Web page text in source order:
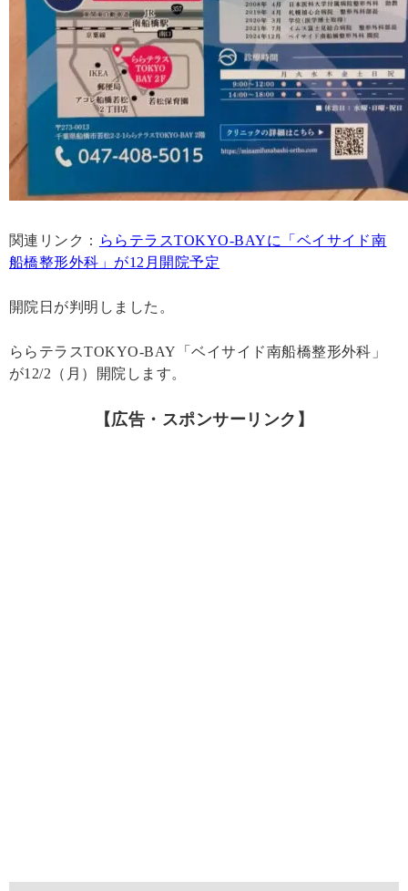
関連リンク： ららテラスTOKYO-BAYに「ベイサイド南
船橋整形外科」が12月開院予定
開院日が判明しました。
ららテラスTOKYO-BAY「ベイサイド南船橋整形外科」
が12/2（月）開院します。
【広告・スポンサーリンク】